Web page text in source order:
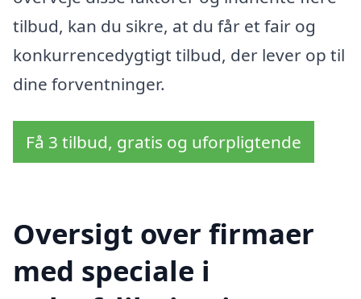
tilbud, kan du sikre, at du får et fair og
konkurrencedygtigt tilbud, der lever op til
dine forventninger.
Få 3 tilbud, gratis og uforpligtende
Oversigt over firmaer
med speciale i